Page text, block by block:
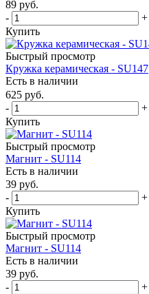
89 руб.
-
+
Купить
Быстрый просмотр
Кружка керамическая - SU147
Есть в наличии
625 руб.
-
+
Купить
Быстрый просмотр
Магнит - SU114
Есть в наличии
39 руб.
-
+
Купить
Быстрый просмотр
Магнит - SU114
Есть в наличии
39 руб.
-
+